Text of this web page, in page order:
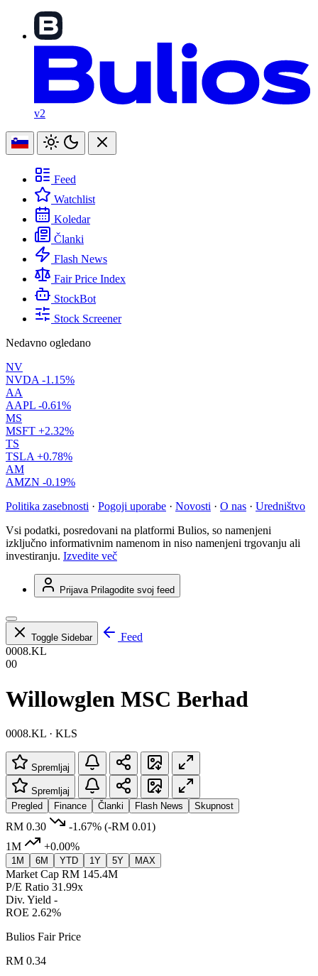
v2
Feed
Watchlist
Koledar
Članki
Flash News
Fair Price Index
StockBot
Stock Screener
Nedavno ogledano
NV
NVDA -1.15%
AA
AAPL -0.61%
MS
MSFT +2.32%
TS
TSLA +0.78%
AM
AMZN -0.19%
Politika zasebnosti · Pogoji uporabe · Novosti · O nas · Uredništvo
Vsi podatki, posredovani na platformi Bulios, so namenjeni
izključno informativnim namenom in niso namenjeni trgovanju ali
investiranju. Izvedite več
Prijava Prilagodite svoj feed
Toggle Sidebar
Feed
0008.KL
00
Willowglen MSC Berhad
0008.KL · KLS
Spremljaj
Spremljaj
Pregled
Finance Članki Flash News Skupnost
RM 0.30 -1.67% (-RM 0.01)
1M
+0.00%
1M 6M YTD 1Y 5Y MAX
Market Cap RM 145.4M
P/E Ratio 31.99x
Div. Yield -
ROE 2.62%
Bulios Fair Price
RM 0.34